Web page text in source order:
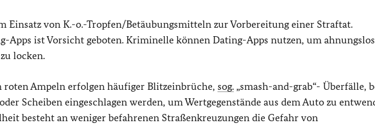
Einsatz von K.-o.-Tropfen/Betäubungsmitteln zur Vorbereitung einer Straftat.
Apps ist Vorsicht geboten. Kriminelle können Dating-Apps nutzen, um
locken.
Ampeln erfolgen häufiger Blitzeinbrüche, sog. „smash-and-grab“- Überfälle,
Scheiben eingeschlagen werden, um Wertgegenstände aus dem Auto zu
besteht an weniger befahrenen Straßenkreuzungen die Gefahr von